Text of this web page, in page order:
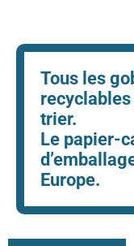
Tous les
trier.
Le papier-
Europe.